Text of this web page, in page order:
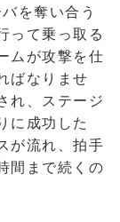
を奪い合う
って乗っ取る
ムが攻撃を仕
ばなりませ
れ、ステージ
に成功した
が流れ、拍手
間まで続くの